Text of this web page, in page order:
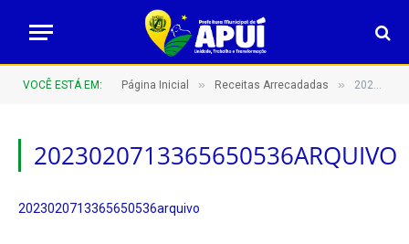
VOCÊ ESTÁ EM: Página Inicial » Receitas Arrecadadas » 2023020713365650536arquivo
2023020713365650536ARQUIVO
2023020713365650536arquivo